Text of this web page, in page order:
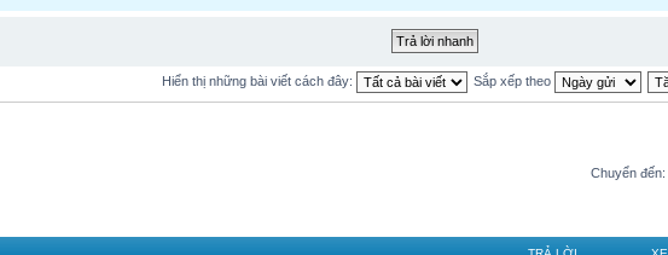
Hiển thị những bài viết cách đây: Sắp xếp theo
Chuyển đến: